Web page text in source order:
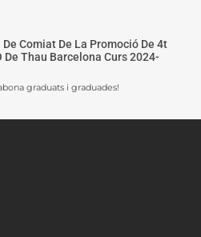
De Comiat De La Promoció De 4t
De Thau Barcelona Curs 2024-
graduats i graduades!